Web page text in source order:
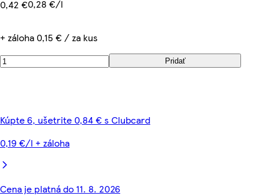
0,42 €0,28 €/l
+ záloha 0,15 € / za kus
Pridať
Kúpte 6, ušetrite 0,84 € s Clubcard
0,19 €/l + záloha
Cena je platná do 11. 8. 2026